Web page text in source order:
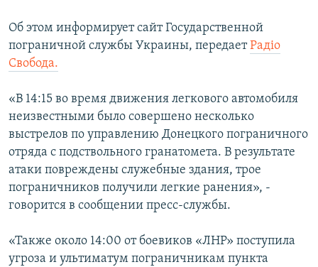
ПОБЕДИТЕЛЕЙ НЕ СУДЯТ?
КРЫМ.НЕПОКОРЕННЫЙ
ELIFBE
УКРАИНСКАЯ ПРОБЛЕМА КРЫМА
ПРИСОЕДИНЯЙТЕСЬ!
Все сайты RFE/RL
Об этом информирует сайт Государственной
пограничной службы Украины, передаетРадiо
Свобода.
«В 14:15 во время движения легкового автомобиля
неизвестными было совершено несколько
выстрелов по управлению Донецкого пограничного
отряда с подствольного гранатомета. В результате
атаки повреждены служебные здания, трое
пограничников получили легкие ранения», -
говорится в сообщении пресс-службы.
«Также около 14:00 от боевиков «ЛНР» поступила
угроза и ультиматум пограничникам пункта